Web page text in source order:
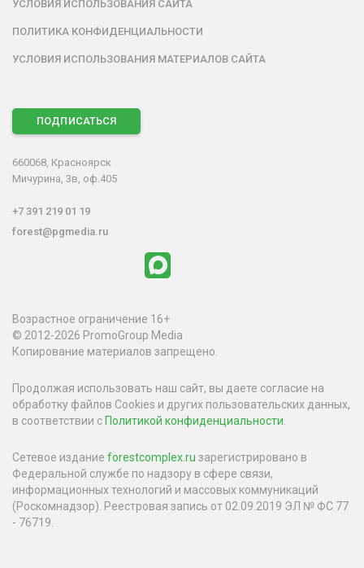
УСЛОВИЯ ИСПОЛЬЗОВАНИЯ САЙТА
ПОЛИТИКА КОНФИДЕНЦИАЛЬНОСТИ
УСЛОВИЯ ИСПОЛЬЗОВАНИЯ МАТЕРИАЛОВ САЙТА
ПОДПИСАТЬСЯ
660068, Красноярск
Мичурина, 3в, оф.405
+7 391 219 01 19
forest@pgmedia.ru
Возрастное ограничение 16+
© 2012-2026 PromoGroup Media
Копирование материалов запрещено.
Продолжая использовать наш сайт, вы даете согласие на
обработку файлов Cookies и других пользовательских данных,
в соответствии с Политикой конфиденциальности
Сетевое издание forestcomplex.ru зарегистрировано в
Федеральной службе по надзору в сфере связи,
информационных технологий и массовых коммуникаций
(Роскомнадзор). Реестровая запись от 02.09.2019 ЭЛ № ФС 77
- 76719.